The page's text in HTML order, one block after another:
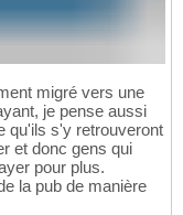
migré vers une
je pense aussi
qu'ils s'y retrouveront
et donc gens qui
pour plus.
la pub de manière